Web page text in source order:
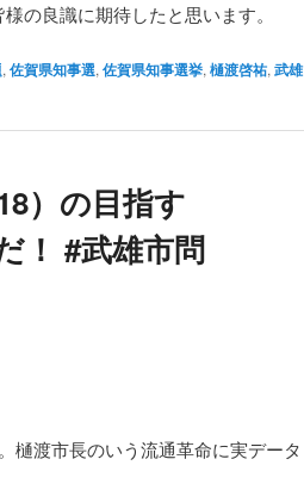
の良識に期待したと思います。
, 佐賀県知事選, 佐賀県知事選挙, 樋渡啓祐, 武雄
）の目指す
！ #武雄市問
樋渡市長のいう流通革命に実データ